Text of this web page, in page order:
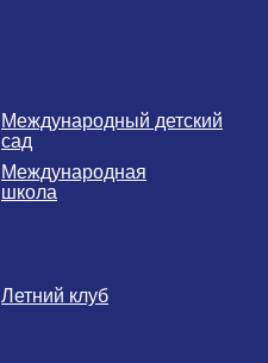
Международная
школа
Международный детский
сад
Летний клуб